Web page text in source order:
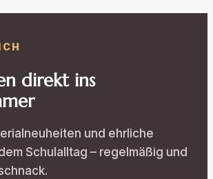
direkt ins
und ehrliche
Schulalltag – regelmäßig und